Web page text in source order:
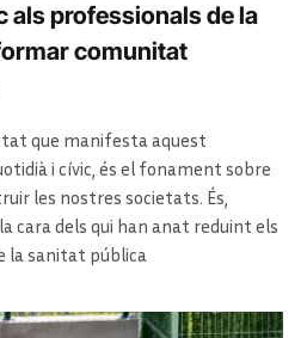
als professionals de la
comunitat
que manifesta aquest
i cívic, és el fonament sobre
les nostres societats. És,
cara dels qui han anat reduint els
la sanitat pública